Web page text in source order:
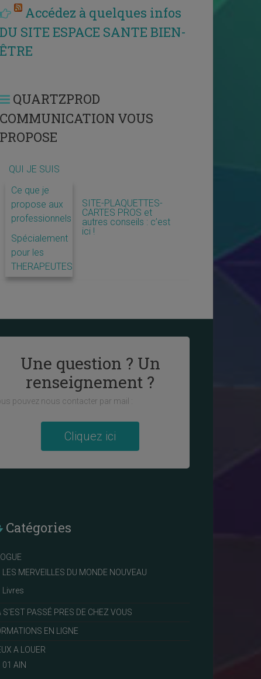
Accédez à quelques infos
DU SITE ESPACE SANTE BIEN-
ÊTRE
QUARTZPROD
COMMUNICATION VOUS
PROPOSE
QUI JE SUIS
Ce que je
propose aux
professionnels
Spécialement
pour les
THERAPEUTES
SITE-PLAQUETTES-
CARTES PROS et
autres conseils : c’est
ici !
Une question ? Un
renseignement ?
pouvez nous contacter par mail :
Cliquez ici
Catégories
LES MERVEILLES DU MONDE NOUVEAU
Livres
S'EST PASSÉ PRES DE CHEZ VOUS
EN LIGNE
A LOUER
01 AIN